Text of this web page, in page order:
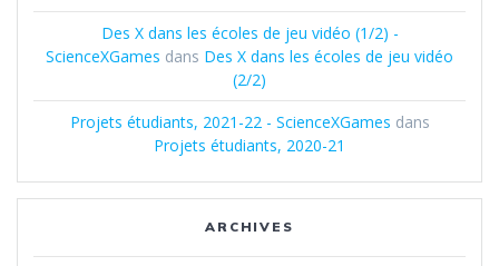
Des X dans les écoles de jeu vidéo (1/2) -
ScienceXGames dans Des X dans les écoles de jeu vidéo
(2/2)
Projets étudiants, 2021-22 - ScienceXGames dans
Projets étudiants, 2020-21
ARCHIVES